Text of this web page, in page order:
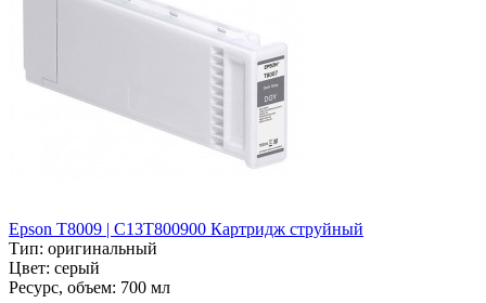
Epson T8009 | C13T800900 Картридж струйный
Тип: оригинальный
Цвет: серый
Ресурс, объем: 700 мл